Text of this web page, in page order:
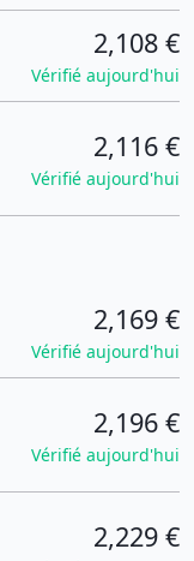
2,108 €
Vérifié aujourd'hui
2,116 €
Vérifié aujourd'hui
2,169 €
Vérifié aujourd'hui
2,196 €
Vérifié aujourd'hui
2,229 €